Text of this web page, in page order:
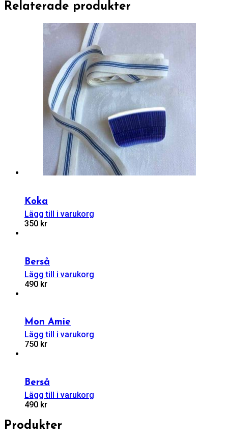
Relaterade produkter
Koka
Lägg till i varukorg
350 kr
Berså
Lägg till i varukorg
490 kr
Mon Amie
Lägg till i varukorg
750 kr
Berså
Lägg till i varukorg
490 kr
Produkter